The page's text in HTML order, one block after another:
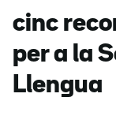
cinc
per a la
Llengua